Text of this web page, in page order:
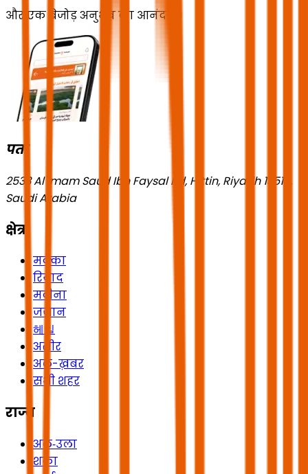
और एक बेजोड़ अनुभव का आनंद लें!
पता
2533 Al Imam Saud Ibn Faysal Rd, Hittin, Riyadh 13518,
Saudi Arabia
क्षेत्र
मक्का
रियाद
मदीना
जज़ान
헤일
असीर
अल-ख़बर
सभी शहर
राज्य
अल‑उला
शक्रा